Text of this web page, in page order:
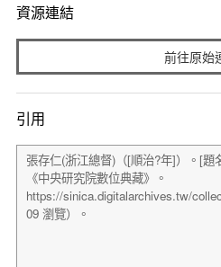
資源連結
前往原始
引用